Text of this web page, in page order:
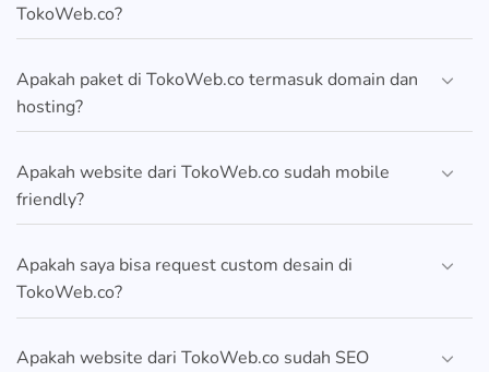
TokoWeb.co?
Apakah paket di TokoWeb.co termasuk domain dan
hosting?
Apakah website dari TokoWeb.co sudah mobile
friendly?
Apakah saya bisa request custom desain di
TokoWeb.co?
Apakah website dari TokoWeb.co sudah SEO